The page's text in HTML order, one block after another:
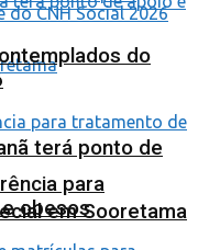
terá ponto de
em Sooretama
do
para
obesos